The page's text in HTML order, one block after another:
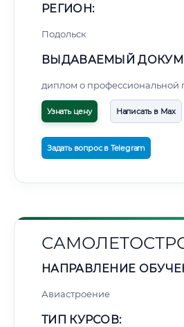
РЕГИОН:
Подольск
ВЫДАВАЕМЫЙ
диплом о профессиональной
Узнать цену Написать в Max
Задать вопрос в Telegram
НАПРАВЛЕНИЕ
Авиастроение
ТИП КУРСОВ: